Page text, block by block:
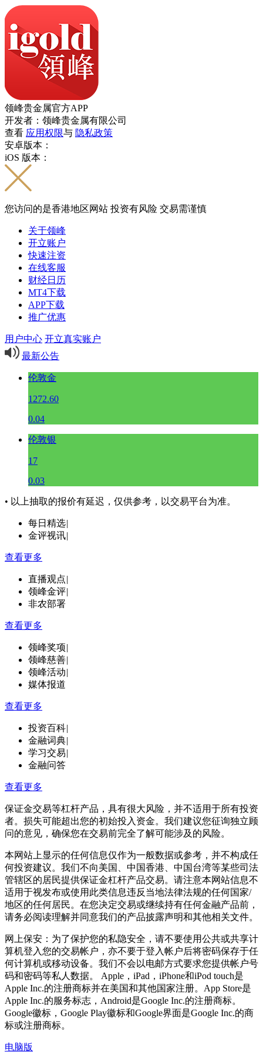
领峰贵金属官方APP
开发者：领峰贵金属有限公司
查看 应用权限与 隐私政策
安卓版本：
iOS 版本：
您访问的是香港地区网站 投资有风险 交易需谨慎
关于领峰
开立账户
快速注资
在线客服
财经日历
MT4下载
APP下载
推广优惠
用户中心 开立真实账户
最新公告
伦敦金
1272.60
0.04
伦敦银
17
0.03
• 以上抽取的报价有延迟，仅供参考，以交易平台为准。
每日精选|
金评视讯|
查看更多
直播观点|
领峰金评|
非农部署
查看更多
领峰奖项|
领峰慈善|
领峰活动|
媒体报道
查看更多
投资百科|
金融词典|
学习交易|
金融问答
查看更多
保证金交易等杠杆产品，具有很大风险，并不适用于所有投资
者。损失可能超出您的初始投入资金。我们建议您征询独立顾
问的意见，确保您在交易前完全了解可能涉及的风险。
本网站上显示的任何信息仅作为一般数据或参考，并不构成任
何投资建议。我们不向美国、中国香港、中国台湾等某些司法
管辖区的居民提供保证金杠杆产品交易。请注意本网站信息不
适用于视发布或使用此类信息违反当地法律法规的任何国家/
地区的任何居民。在您决定交易或继续持有任何金融产品前，
请务必阅读理解并同意我们的产品披露声明和其他相关文件。
网上保安：为了保护您的私隐安全，请不要使用公共或共享计
算机登入您的交易帐户，亦不要于登入帐户后将密码保存于任
何计算机或移动设备。我们不会以电邮方式要求您提供帐户号
码和密码等私人数据。 Apple，iPad，iPhone和iPod touch是
Apple Inc.的注册商标并在美国和其他国家注册。App Store是
Apple Inc.的服务标志，Android是Google Inc.的注册商标。
Google徽标，Google Play徽标和Google界面是Google Inc.的商
标或注册商标。
电脑版